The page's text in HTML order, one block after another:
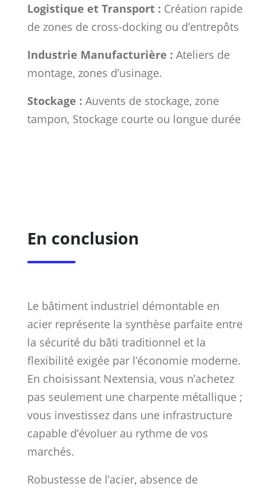
Logistique et Transport : Création rapide
de zones de cross-docking ou d’entrepôts
Industrie Manufacturière : Ateliers de
montage, zones d’usinage.
Stockage : Auvents de stockage, zone
tampon, Stockage courte ou longue durée
En conclusion
Le bâtiment industriel démontable en
acier représente la synthèse parfaite entre
la sécurité du bâti traditionnel et la
flexibilité exigée par l’économie moderne.
En choisissant Nextensia, vous n’achetez
pas seulement une charpente métallique ;
vous investissez dans une infrastructure
capable d’évoluer au rythme de vos
marchés.
Robustesse de l’acier, absence de